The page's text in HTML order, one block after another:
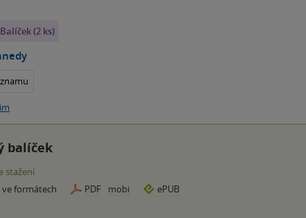
Balíček (2 ks)
balíček
stažení
ve formátech
PDF mobi ePUB